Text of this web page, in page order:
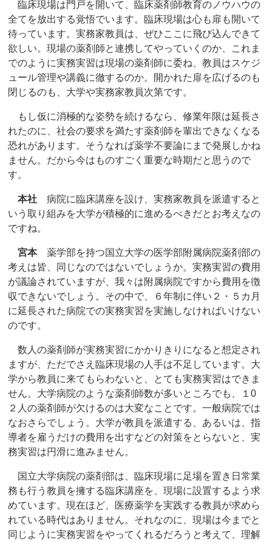
臨床現場は門戸を開いて、臨床薬剤師教育のノウハウの
全てを放出する覚悟でいます。臨床現場は心も扉も開いて
待っています。実務家教員は、ぜひここに飛び込んできて
欲しい。現場の薬剤師と連携してやっていくのか、これま
でのように実務実習は現場の薬剤師に委ね、教員はスケジ
ュール管理や講義に徹するのか。開かれた扉を広げるのも
閉じるのも、大学や実務家教員次第です。
もし仮に消極的な姿勢を続けるなら、修業年限は延長さ
れたのに、社会の要求を満たす薬剤師を輩出できなくなる
恐れがあります。そうなれば薬学不要論にまで発展しかね
ません。だから今はものすごく重要な時期だと思うので
す。
本社 病院に臨床講座を設け、実務家教員を派遣すると
いう取り組みを大学が積極的に進めるべきだとお考えなの
ですね。
宮本薬学部を持つ国立大学の医学部附属病院薬剤部の
考えは皆、同じなのではないでしょうか。実務実習の費用
が議論されていますが、我々は附属病院ですから費用を徴
収できないでしょう。その中で、６年制に伴い２・５カ月
に延長された病院での実務実習を実施しなければいけない
のです。
数人の薬剤師が実務実習にかかりきりになると想定され
ますが、ただでさえ臨床現場の人手は不足しています。大
学から教員に来てもらわないと、とても実務実習はできま
せん。大学病院のような薬剤師数が多いところでも、１0
２人の薬剤師が欠けるのは大変なことです。一般病院では
なおさらでしょう。大学が教員を派遣する、あるいは、指
導者を雇うだけの費用を出すなどの対策をとらないと、実
務実習は円滑に進みません。
国立大学病院の薬剤部は、臨床現場に足場を置き日常業
務も行う教員を擁する臨床講座を、現場に設置するよう求
めています。現在ほど、医療薬学を実践する教員が求めら
れている時代はありません。それなのに、現場は今までと
同じように実務実習をやってくれるだろうと考えて、理解